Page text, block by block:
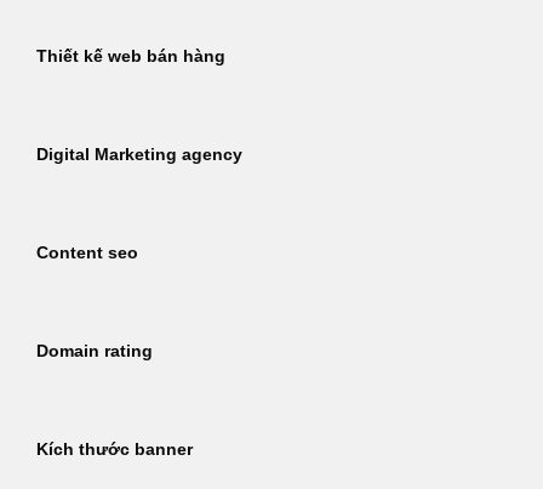
Thiết kế web bán hàng
Digital Marketing agency
Content seo
Domain rating
Kích thước banner